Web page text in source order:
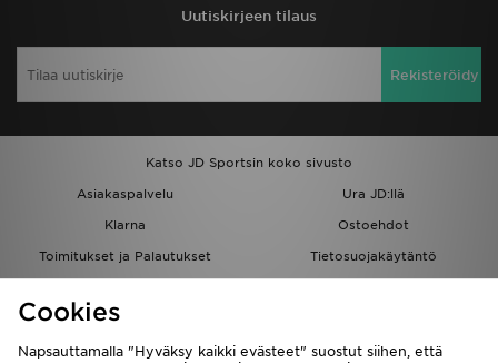
Uutiskirjeen tilaus
Rekisteröidy
Katso JD Sportsin koko sivusto
Asiakaspalvelu
Ura JD:llä
Klarna
Ostoehdot
Toimitukset ja Palautukset
Tietosuojakäytäntö
Löydä myymälä
Kumppanuusohjelma
JD Blog
Cookies
Napsauttamalla "Hyväksy kaikki evästeet" suostut siihen, että